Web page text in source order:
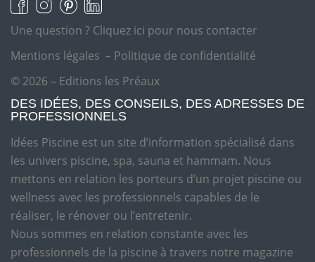
Une question ? Cliquez ici pour nous contacter
Mentions légales – Politique de confidentialité
© 2026 – Editions les Préaux
DES IDÉES, DES CONSEILS, DES ADRESSES DE
PROFESSIONNELS
Idées Piscine est un site d’information spécialisé dans
les univers piscine, spa, sauna et hammam. Nous
mettons en relation les porteurs d’un projet piscine ou
wellness avec les professionnels capables de le
réaliser, le rénover ou l’entretenir.
Nous sommes en relation constante avec les
professionnels de la piscine à travers notre magazine